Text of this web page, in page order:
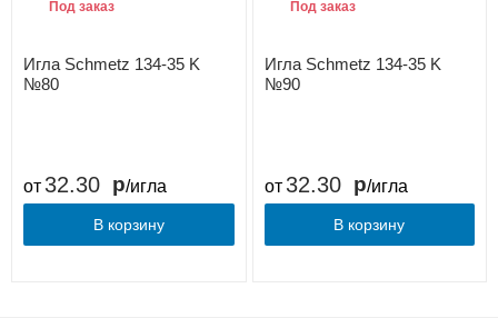
Игла Schmetz 134-35 K
№80
Под заказ
от 32.30 /игла
В корзину
Игла Schmetz 134-35 K
№90
Под заказ
от 32.30 /игла
В корзину